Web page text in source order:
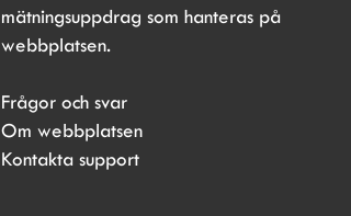
mätningsuppdrag som hanteras på
webbplatsen.
Frågor och svar
Om webbplatsen
Kontakta support